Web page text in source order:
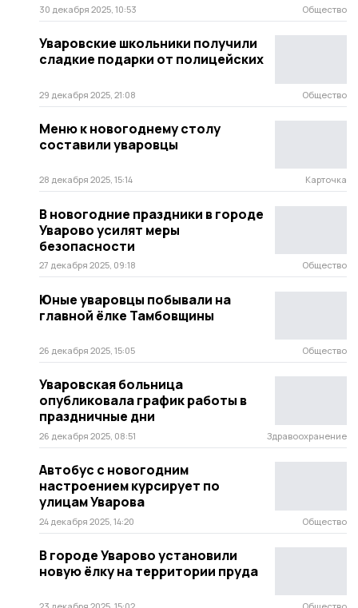
30 декабря 2025, 10:53 Общество
Уваровские школьники получили
сладкие подарки от полицейских
29 декабря 2025, 21:08 Общество
Меню к новогоднему столу
составили уваровцы
28 декабря 2025, 15:14 Карточка
В новогодние праздники в городе
Уварово усилят меры
безопасности
27 декабря 2025, 09:18 Общество
Юные уваровцы побывали на
главной ёлке Тамбовщины
26 декабря 2025, 15:05 Общество
Уваровская больница
опубликовала график работы в
праздничные дни
26 декабря 2025, 08:51 Здравоохранение
Автобус с новогодним
настроением курсирует по
улицам Уварова
24 декабря 2025, 14:20 Общество
В городе Уварово установили
новую ёлку на территории пруда